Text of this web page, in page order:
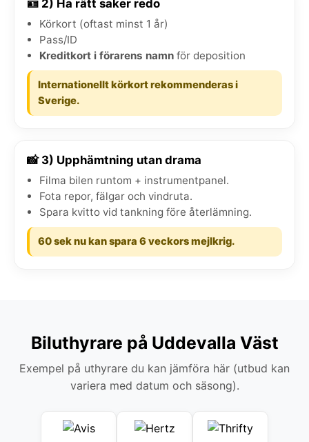
🪪 2) Ha rätt saker redo
Körkort (oftast minst 1 år)
Pass/ID
Kreditkort i förarens namn för deposition
Internationellt körkort rekommenderas i
Sverige.
📸 3) Upphämtning utan drama
Filma bilen runtom + instrumentpanel.
Fota repor, fälgar och vindruta.
Spara kvitto vid tankning före återlämning.
60 sek nu kan spara 6 veckors mejlkrig.
Biluthyrare på Uddevalla Väst
Exempel på uthyrare du kan jämföra här (utbud kan
variera med datum och säsong).